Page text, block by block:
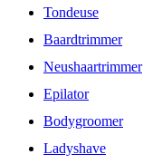
Tondeuse
Baardtrimmer
Neushaartrimmer
Epilator
Bodygroomer
Ladyshave